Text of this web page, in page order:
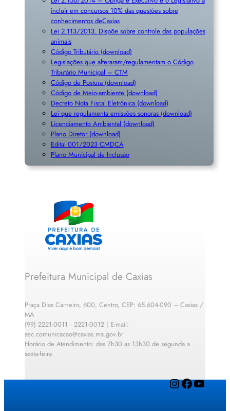
incluir em concursos 10% das questões sobre
conhecimentos deCaxias
Lei 2.113/2013. Dispõe sobre controle das populações
animais
Código Tributário (download)
Legislações que alteraram/regulamentam o Código
Tributário Municipal – CTM
Código de Postura (download)
Código de Meio-ambiente (download)
Decreto Nota Fiscal Eletrônica (download)
Lei que regulamenta emissões sonoras (download)
Licenciamento Ambiental (download)
Plano Diretor (download)
Edital 001/2023 CMDCA
Plano Municipal de Inclusão
Prefeitura Municipal de Caxias
Praça Dias Carneiro, 600, Centro, CEP: 65.604-090 – Caxias /
MA
(99) 2221-0011 · 2221-0012 | E-mail:
sec.comunicacao@caxias.ma.gov.br
Horário de Atendimento: das 7h30 as 13h30 de segunda a
sexta-feira
InstagramFacebook YouTube